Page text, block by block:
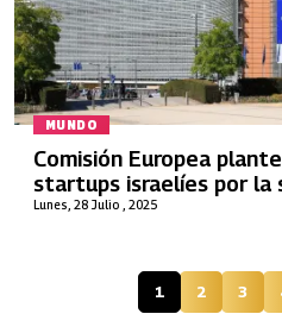
MUNDO
Lunes, 28 Julio , 2025
Comisión Europea
startups israelíes por la
Página actual
1 Página
2 3